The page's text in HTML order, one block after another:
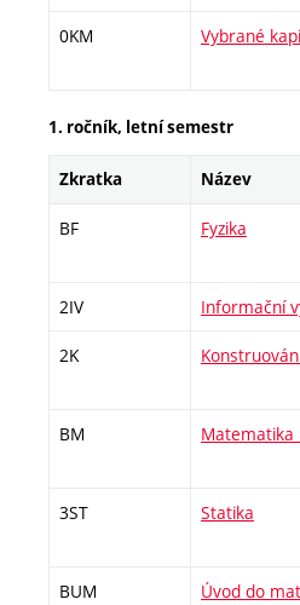
0KM Vybrané
1. ročník, letní semestr
Zkratka Název
BF Fyzika
2IV Informační
2K
BM Matematika
3ST Statika
BUM Úvod do